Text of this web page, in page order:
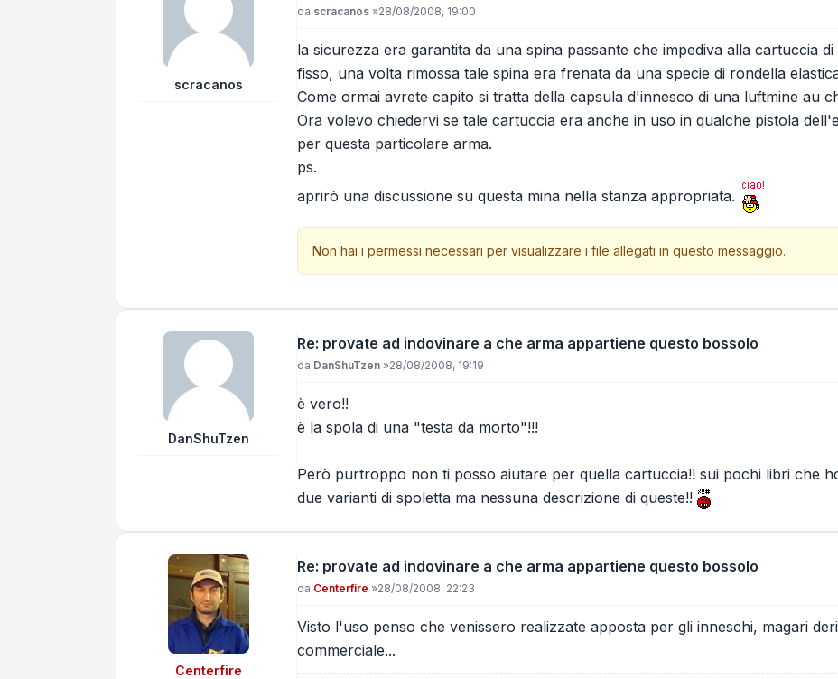
scracanos
Messaggio
da scracanos »28/08/2008, 19:00
la sicurezza era garantita da una spina passante che impediva alla cartuccia
fisso, una volta rimossa tale spina era frenata da una specie di rondella
Come ormai avrete capito si tratta della capsula d'innesco di una luftmine au
Ora volevo chiedervi se tale cartuccia era anche in uso in qualche pistola
per questa particolare arma.
ps.
aprirò una discussione su questa mina nella stanza appropriata.
Non hai i permessi necessari per visualizzare i file allegati in questo messaggio.
DanShuTzen
Re: provate ad indovinare a che arma appartiene questo bossolo
Messaggio
da DanShuTzen »28/08/2008, 19:19
è vero!!
è la spola di una "testa da morto"!!!
Però purtroppo non ti posso aiutare per quella cartuccia!! sui pochi libri che
due varianti di spoletta ma nessuna descrizione di queste!!
Centerfire
Re: provate ad indovinare a che arma appartiene questo bossolo
Messaggio
da Centerfire »28/08/2008, 22:23
Visto l'uso penso che venissero realizzate apposta per gli inneschi, magari
commerciale...